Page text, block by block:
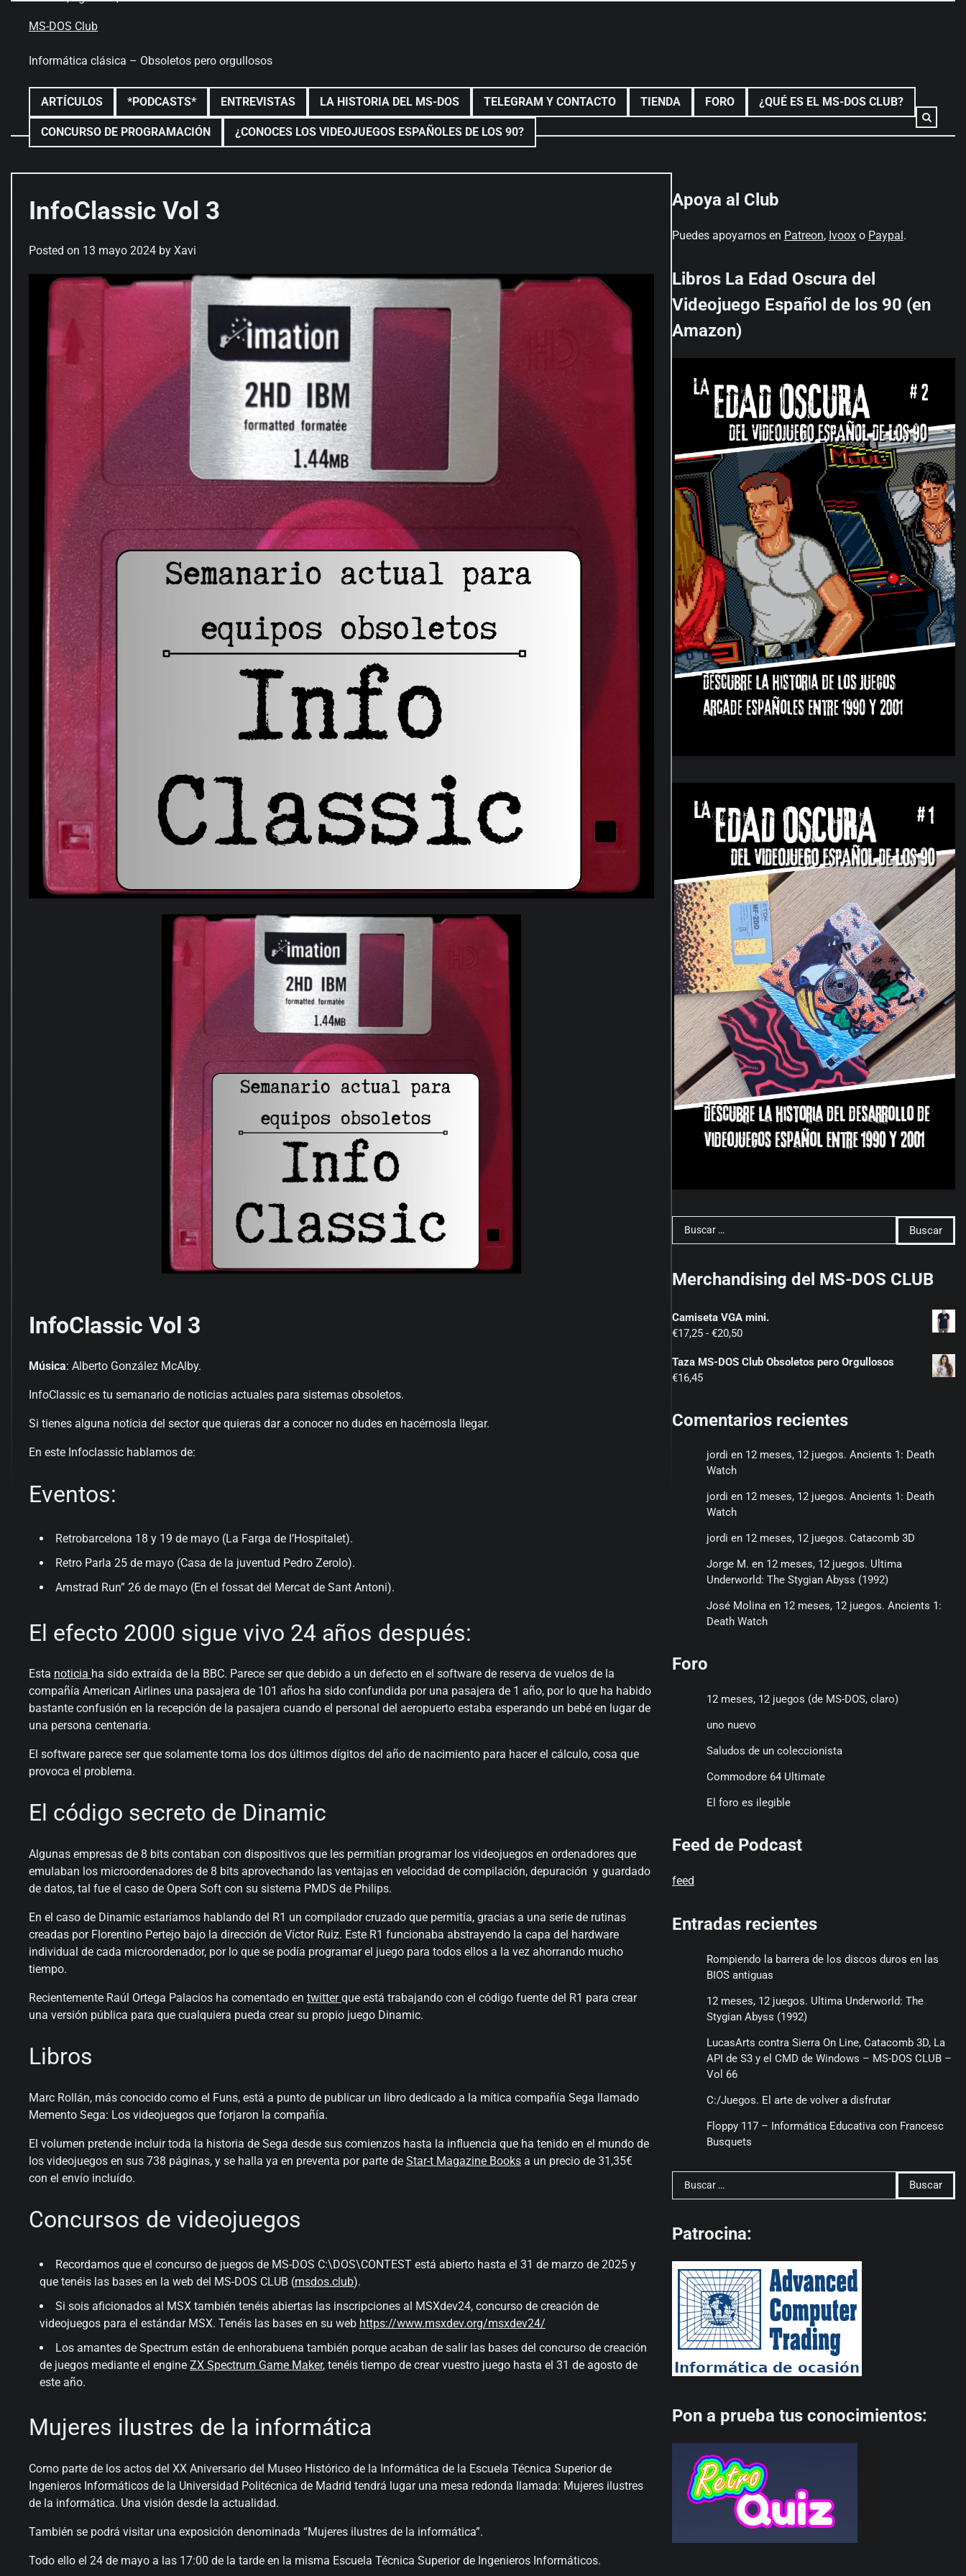
MS-DOS Club
Informática clásica – Obsoletos pero orgullosos
ARTÍCULOS *PODCASTS* ENTREVISTAS LA HISTORIA DEL MS-DOS TELEGRAM Y CONTACTO TIENDA FORO ¿QUÉ ES EL MS-DOS CLUB?
CONCURSO DE PROGRAMACIÓN ¿CONOCES LOS VIDEOJUEGOS ESPAÑOLES DE LOS 90?
InfoClassic Vol 3
Posted on 13 mayo 2024 by Xavi
InfoClassic Vol 3
Música: Alberto González McAlby.
InfoClassic es tu semanario de noticias actuales para sistemas obsoletos.
Si tienes alguna noticia del sector que quieras dar a conocer no dudes en hacérnosla llegar.
En este Infoclassic hablamos de:
Eventos:
Retrobarcelona 18 y 19 de mayo (La Farga de l’Hospitalet).
Retro Parla 25 de mayo (Casa de la juventud Pedro Zerolo).
Amstrad Run” 26 de mayo (En el fossat del Mercat de Sant Antoni).
El efecto 2000 sigue vivo 24 años después:
Esta noticia ha sido extraída de la BBC. Parece ser que debido a un defecto en el software de reserva de vuelos de la
compañía American Airlines una pasajera de 101 años ha sido confundida por una pasajera de 1 año, por lo que ha habido
bastante confusión en la recepción de la pasajera cuando el personal del aeropuerto estaba esperando un bebé en lugar de
una persona centenaria.
El software parece ser que solamente toma los dos últimos dígitos del año de nacimiento para hacer el cálculo, cosa que
provoca el problema.
El código secreto de Dinamic
Algunas empresas de 8 bits contaban con dispositivos que les permitían programar los videojuegos en ordenadores que
emulaban los microordenadores de 8 bits aprovechando las ventajas en velocidad de compilación, depuración y guardado
de datos, tal fue el caso de Opera Soft con su sistema PMDS de Philips.
En el caso de Dinamic estaríamos hablando del R1 un compilador cruzado que permitía, gracias a una serie de rutinas
creadas por Florentino Pertejo bajo la dirección de Víctor Ruiz. Este R1 funcionaba abstrayendo la capa del hardware
individual de cada microordenador, por lo que se podía programar el juego para todos ellos a la vez ahorrando mucho
tiempo.
Recientemente Raúl Ortega Palacios ha comentado en twitterque está trabajando con el código fuente del R1 para crear
una versión pública para que cualquiera pueda crear su propio juego Dinamic.
Libros
Marc Rollán, más conocido como el Funs, está a punto de publicar un libro dedicado a la mítica compañía Sega llamado
Memento Sega: Los videojuegos que forjaron la compañía.
El volumen pretende incluir toda la historia de Sega desde sus comienzos hasta la influencia que ha tenido en el mundo de
los videojuegos en sus 738 páginas, y se halla ya en preventa por parte de Star-t Magazine Books a un precio de 31,35€
con el envío incluído.
Concursos de videojuegos
Recordamos que el concurso de juegos de MS-DOS C:\DOS\CONTEST está abierto hasta el 31 de marzo de 2025 y
que tenéis las bases en la web del MS-DOS CLUB (msdos.club).
Si sois aficionados al MSX también tenéis abiertas las inscripciones al MSXdev24, concurso de creación de
videojuegos para el estándar MSX. Tenéis las bases en su web https://www.msxdev.org/msxdev24/
Los amantes de Spectrum están de enhorabuena también porque acaban de salir las bases del concurso de creación
de juegos mediante el engine ZX Spectrum Game Maker, tenéis tiempo de crear vuestro juego hasta el 31 de agosto de
este año.
Mujeres ilustres de la informática
Como parte de los actos del XX Aniversario del Museo Histórico de la Informática de la Escuela Técnica Superior de
Ingenieros Informáticos de la Universidad Politécnica de Madrid tendrá lugar una mesa redonda llamada: Mujeres ilustres
de la informática. Una visión desde la actualidad.
También se podrá visitar una exposición denominada “Mujeres ilustres de la informática”.
Todo ello el 24 de mayo a las 17:00 de la tarde en la misma Escuela Técnica Superior de Ingenieros Informáticos.
Apoya al Club
Puedes apoyarnos en Patreon, Ivooxo Paypal.
Libros La Edad Oscura del
Videojuego Español de los 90 (en
Amazon)
Buscar:
Merchandising del MS-DOS CLUB
Camiseta VGA mini.
€17,25 - €20,50Rango
precios:
hasta
€20,50
Taza MS-DOS Club Obsoletos pero Orgullosos
€16,45
Comentarios recientes
jordi en 12 meses, 12 juegos. Ancients 1: Death
Watch
jordi en 12 meses, 12 juegos. Ancients 1: Death
Watch
jordi en 12 meses, 12 juegos. Catacomb 3D
Jorge M. en 12 meses, 12 juegos. Ultima
Underworld: The Stygian Abyss (1992)
José Molinaen 12 meses, 12 juegos. Ancients 1:
Death Watch
Foro
12 meses, 12 juegos (de MS-DOS, claro)
uno nuevo
Saludos de un coleccionista
Commodore 64 Ultimate
El foro es ilegible
Feed de Podcast
feed
Entradas recientes
Rompiendo la barrera de los discos duros en las
BIOS antiguas
12 meses, 12 juegos. Ultima Underworld: The
Stygian Abyss (1992)
LucasArts contra Sierra On Line, Catacomb 3D, La
API de S3 y el CMD de Windows – MS-DOS CLUB –
Vol 66
C:/Juegos. El arte de volver a disfrutar
Floppy 117 – Informática Educativa con Francesc
Busquets
Buscar:
Patrocina:
Pon a prueba tus conocimientos: